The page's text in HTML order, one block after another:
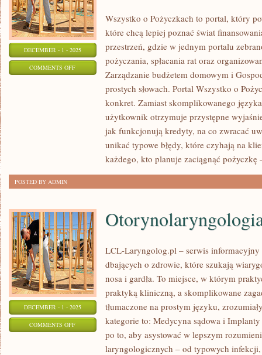
DECEMBER - 1 - 2025
COMMENTS OFFON
INWESTOWANIA
Wszystko o Pożyczkach to portal, który
które chcą lepiej poznać świat
przestrzeń, gdzie w jednym portalu
pożyczania, spłacania rat oraz
Zarządzanie budżetem domowym i
prostych słowach. Portal Wszystko o
konkret. Zamiast skomplikowanego
użytkownik otrzymuje przystępne
jak funkcjonują kredyty, na co zwracać
unikać typowe błędy, które czyhają na
każdego, kto planuje zaciągnąć pożyczkę
POSTED BY ADMIN
DECEMBER - 1 - 2025
COMMENTS OFFON
OTORYNOLARYNGOLOGIA
LCL-Laryngolog.pl – serwis informacyjny
dbających o zdrowie, które szukają
nosa i gardła. To miejsce, w którym
praktyką kliniczną, a skomplikowane
tłumaczone na prostym języku,
kategorie to: Medycyna sądowa i Implanty
po to, aby asystować w lepszym
laryngologicznych – od typowych infekcji,